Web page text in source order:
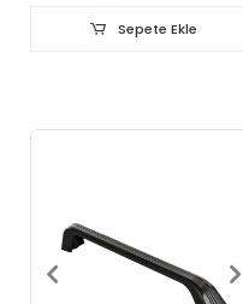
Sepete Ekle